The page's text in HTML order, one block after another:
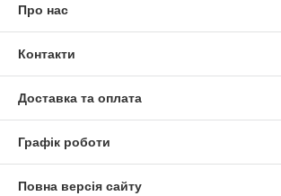
Продукцію, яка відповідає стандартам
Систему знижок для постійних клієнтів;
Персональну консультацію;
Ви можете замовити упаковку, залишивши
Якщо є питання і ви хочете особисто
Про нас
Контакти
Доставка та оплата
Графік роботи
Повна версія сайту